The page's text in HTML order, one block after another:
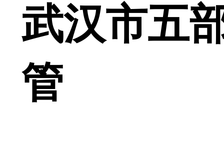
武汉市五
管